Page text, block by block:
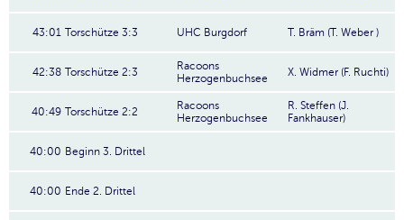
43:01 Torschütze 3:3 UHC Burgdorf T. Bräm (T. Weber )
42:38 Torschütze 2:3
Racoons
Herzogenbuchsee
X. Widmer (F. Ruchti)
40:49 Torschütze 2:2
Racoons
Herzogenbuchsee
R. Steffen (J.
Fankhauser)
40:00 Beginn 3. Drittel
40:00 Ende 2. Drittel